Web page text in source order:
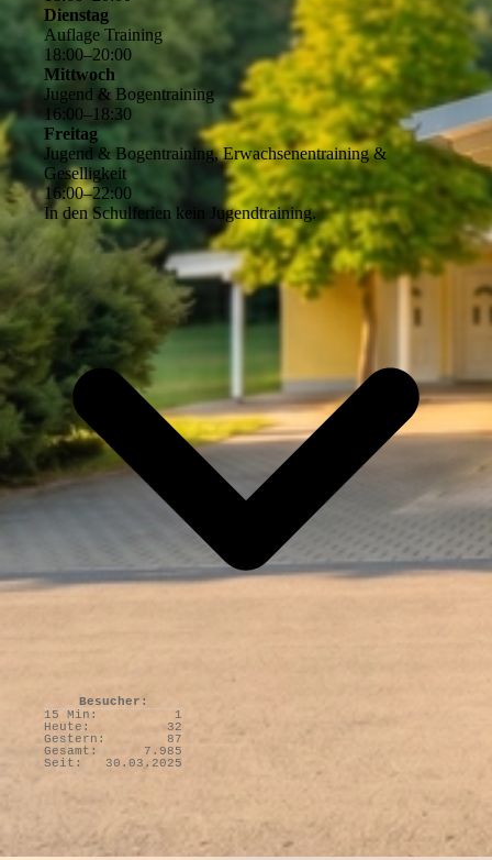
Dienstag
Auflage Training
18:00–20:00
Mittwoch
Jugend & Bogentraining
16:00–18:30
Freitag
Jugend & Bogentraining, Erwachsenentraining &
Geselligkeit
16:00–22:00
In den Schulferien kein Jugendtraining.